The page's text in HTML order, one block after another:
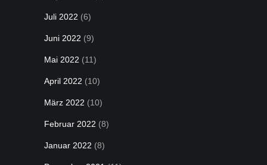
Juli 2022 (6)
Juni 2022 (9)
Mai 2022 (11)
April 2022 (10)
März 2022 (10)
Februar 2022 (8)
Januar 2022 (8)